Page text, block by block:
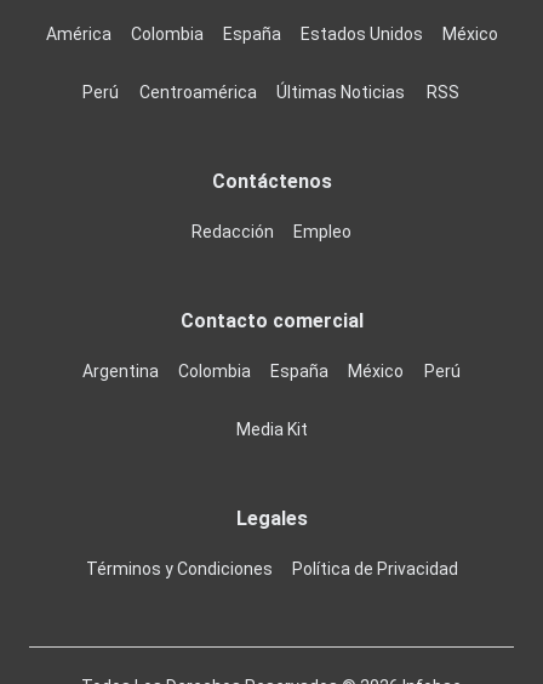
América Colombia España Estados Unidos México
Perú Centroamérica Últimas Noticias RSS
Contáctenos
Redacción Empleo
Contacto comercial
Argentina Colombia España México Perú
Media Kit
Legales
Términos y Condiciones Política de Privacidad